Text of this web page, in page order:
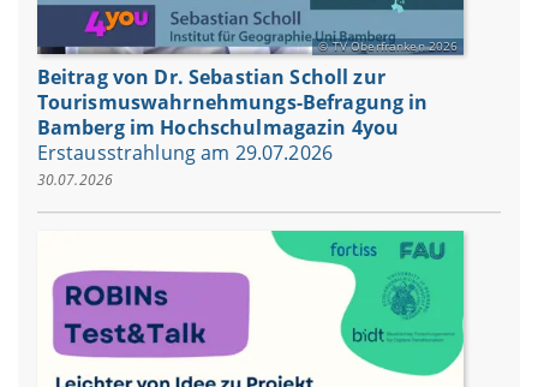
TV Oberfranken 2026
Beitrag von Dr. Sebastian Scholl zur
Tourismuswahrnehmungs-Befragung in
Bamberg im Hochschulmagazin 4you
Erstausstrahlung am 29.07.2026
30.07.2026